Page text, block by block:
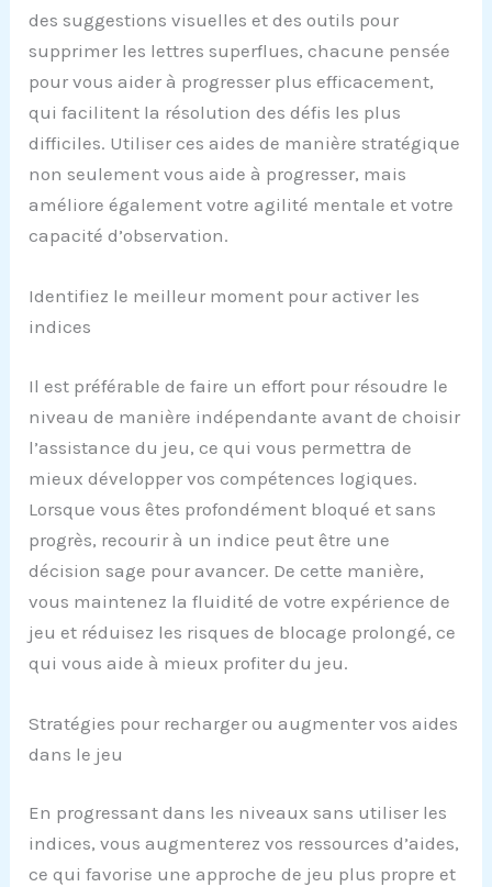
des suggestions visuelles et des outils pour
supprimer les lettres superflues, chacune pensée
pour vous aider à progresser plus efficacement,
qui facilitent la résolution des défis les plus
difficiles. Utiliser ces aides de manière stratégique
non seulement vous aide à progresser, mais
améliore également votre agilité mentale et votre
capacité d’observation.
Identifiez le meilleur moment pour activer les
indices
Il est préférable de faire un effort pour résoudre le
niveau de manière indépendante avant de choisir
l’assistance du jeu, ce qui vous permettra de
mieux développer vos compétences logiques.
Lorsque vous êtes profondément bloqué et sans
progrès, recourir à un indice peut être une
décision sage pour avancer. De cette manière,
vous maintenez la fluidité de votre expérience de
jeu et réduisez les risques de blocage prolongé, ce
qui vous aide à mieux profiter du jeu.
Stratégies pour recharger ou augmenter vos aides
dans le jeu
En progressant dans les niveaux sans utiliser les
indices, vous augmenterez vos ressources d’aides,
ce qui favorise une approche de jeu plus propre et